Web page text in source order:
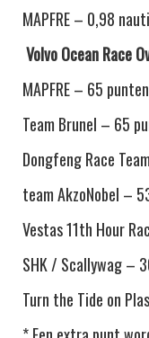
MAPFRE – 0,98
Volvo Ocean Race
MAPFRE – 65 punten
Team Brunel – 65
Dongfeng Race
team AkzoNobel –
Vestas 11th Hour
SHK / Scallywag –
Turn the Tide on